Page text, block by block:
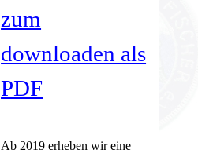
zum
downloaden als
PDF
Ab 2019 erheben wir eine